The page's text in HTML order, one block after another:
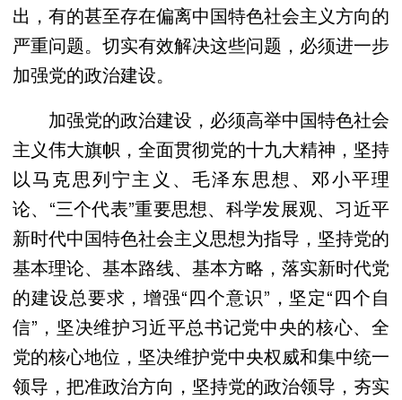
出，有的甚至存在偏离中国特色社会主义方向的
严重问题。切实有效解决这些问题，必须进一步
加强党的政治建设。
加强党的政治建设，必须高举中国特色社会
主义伟大旗帜，全面贯彻党的十九大精神，坚持
以马克思列宁主义、毛泽东思想、邓小平理
论、“三个代表”重要思想、科学发展观、习近平
新时代中国特色社会主义思想为指导，坚持党的
基本理论、基本路线、基本方略，落实新时代党
的建设总要求，增强“四个意识”，坚定“四个自
信”，坚决维护习近平总书记党中央的核心、全
党的核心地位，坚决维护党中央权威和集中统一
领导，把准政治方向，坚持党的政治领导，夯实